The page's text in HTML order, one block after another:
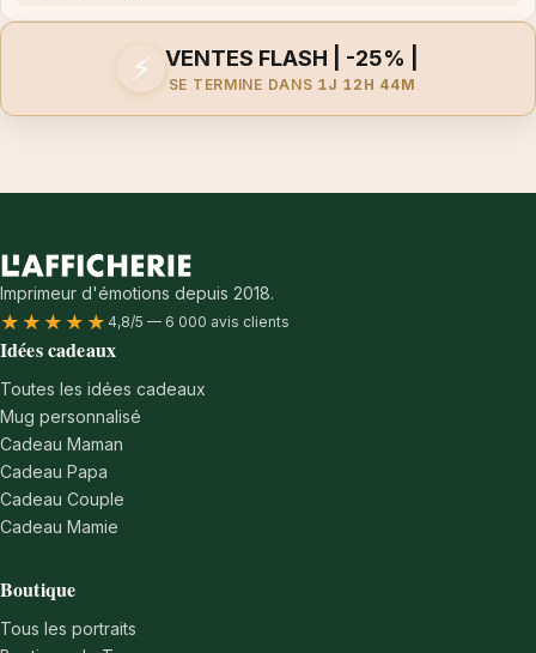
⚡ VENTES FLASH | -25% |
SE TERMINE DANS 1J 12H 44M
Imprimeur d'émotions depuis 2018.
★★★★★ 4,8/5 — 6 000 avis clients
Idées cadeaux
Toutes les idées cadeaux
Mug personnalisé
Cadeau Maman
Cadeau Papa
Cadeau Couple
Cadeau Mamie
Boutique
Tous les portraits